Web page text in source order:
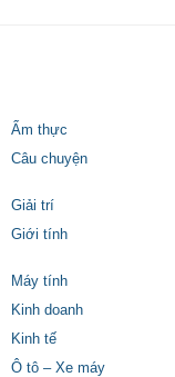
Ẩm thực
Câu chuyện
Giải trí
Giới tính
Máy tính
Kinh doanh
Kinh tế
Ô tô – Xe máy